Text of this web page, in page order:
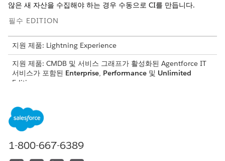
않은 새 자산을 수집해야 하는 경우 수동으로 CI를 만듭니다.
필수 EDITION
지원 제품: Lightning Experience
지원 제품: CMDB 및 서비스 그래프가 활성화된 Agentforce IT
서비스가 포함된 Enterprise, Performance 및 Unlimited
Edition.
구성 항목(CI) 만들기:
앱 시작 관리자에서CMDB 및 서비스 그래프
1-800-667-6389